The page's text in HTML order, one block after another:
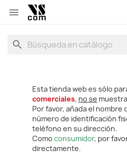

search
Esta tienda web es sólo
comerciales, no se muestra
Por favor, añada el nombre
número de identificación
teléfono en su dirección.
Como consumidor, por
directamente.